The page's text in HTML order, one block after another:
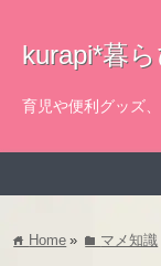
kurapi*暮
育児や便利グッズ
home Home » folder マメ知識